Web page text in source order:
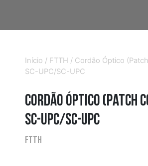
Início / FTTH / Cordão Óptico
SC-UPC/SC-UPC
Cordão Óptico (Patch
SC-UPC/SC-UPC
FTTH